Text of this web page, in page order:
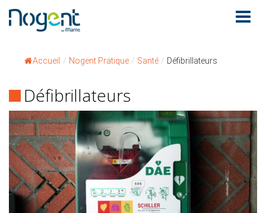
Accueil / Nogent Pratique / Santé / Défibrillateurs
Défibrillateurs